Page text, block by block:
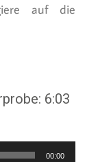
auf die
6:03
00:00